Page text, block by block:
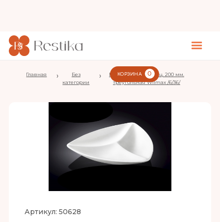
КОРЗИНА 0
Главная ›
Без
категории
›
Менажница 3-х секц. 200 мм.
треугольная Wilmax /6/36/
Артикул: 50628